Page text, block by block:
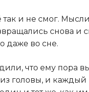
так и не смог.
снова и
даже во сне.
что ему пора
головы, и каждый